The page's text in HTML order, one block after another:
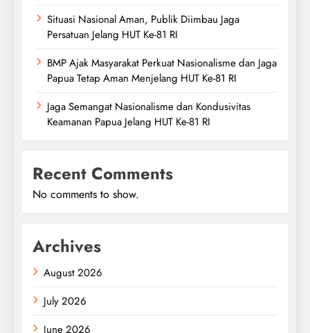
Situasi Nasional Aman, Publik Diimbau Jaga
Persatuan Jelang HUT Ke-81 RI
BMP Ajak Masyarakat Perkuat Nasionalisme dan Jaga
Papua Tetap Aman Menjelang HUT Ke-81 RI
Jaga Semangat Nasionalisme dan Kondusivitas
Keamanan Papua Jelang HUT Ke-81 RI
Recent Comments
No comments to show.
Archives
August 2026
July 2026
June 2026